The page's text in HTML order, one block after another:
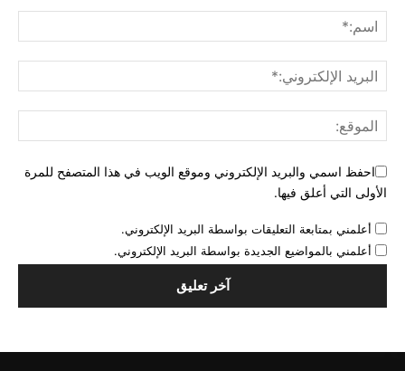
احفظ اسمي والبريد الإلكتروني وموقع الويب في هذا المتصفح للمرة
الأولى التي أعلق فيها.
أعلمني بمتابعة التعليقات بواسطة البريد الإلكتروني.
أعلمني بالمواضيع الجديدة بواسطة البريد الإلكتروني.